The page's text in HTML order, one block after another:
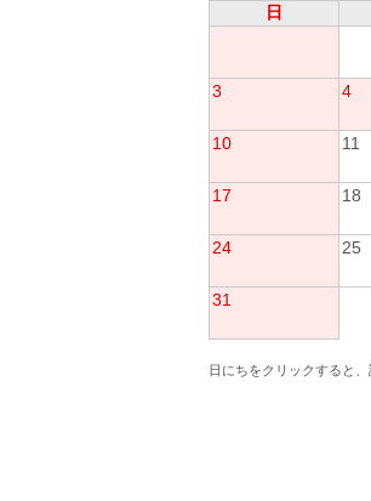
日
3 4
10 11
17 18
24 25
31
日にちをクリックすると